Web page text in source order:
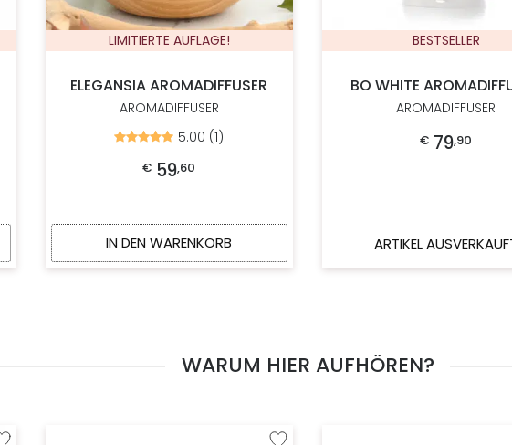
LIMITIERTE AUFLAGE!
ELEGANSIA AROMADIFFUSER
AROMADIFFUSER
Bewertet
5.00
von
5.00 (1)
€ 59,60
IN DEN WARENKORB
BESTSELLER
BO WHITE
AROMADIFFUSER
€ 79,90
ARTIKEL
WARUM HIER AUFHÖREN?